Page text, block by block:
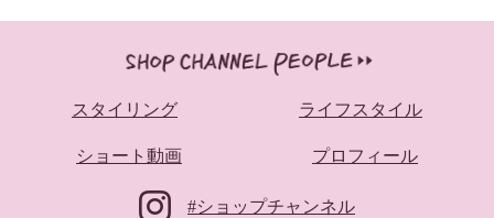
スタイリング ライフスタイル
ショート動画 プロフィール
#ショップチャンネル